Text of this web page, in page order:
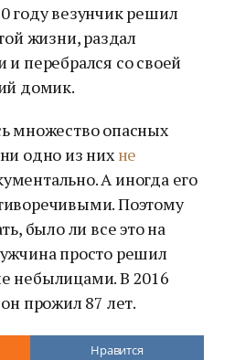
году везунчик решил
жизни, раздал
и перебрался со своей
домик.
множество опасных
одно из них не
А иногда его
Поэтому
было ли все это на
просто решил
небылицами. В 2016
прожил 87 лет.
Нравится